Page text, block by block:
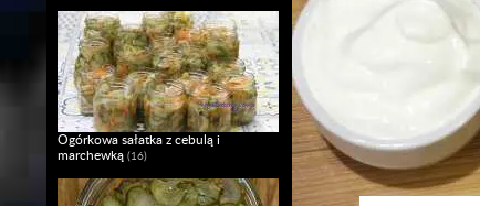
Ogórkowa sałatka z cebulą i
marchewką (16)